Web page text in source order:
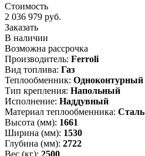
Стоимость
2 036 979 руб.
Заказать
В наличии
Возможна рассрочка
Производитель: Ferroli
Вид топлива: Газ
Теплообменник: Одноконтурный
Тип крепления: Напольный
Исполнение: Наддувный
Материал теплообменника: Сталь
Высота (мм): 1661
Ширина (мм): 1530
Глубина (мм): 2722
Вес (кг): 2500